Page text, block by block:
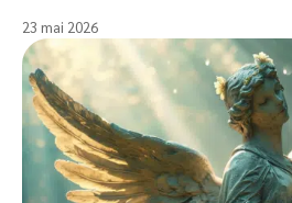
23 mai 2026